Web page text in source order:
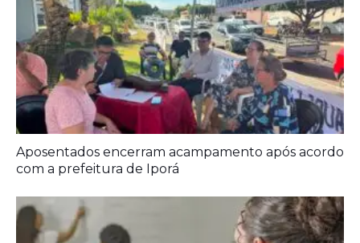
Aposentados encerram acampamento após acordo
com a prefeitura de Iporá